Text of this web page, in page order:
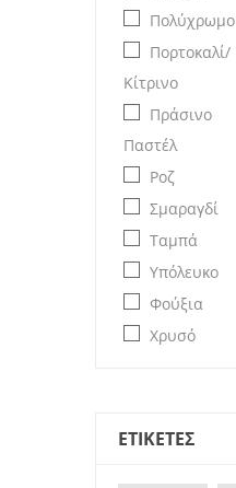
Πολύχρωμο
Πορτοκαλί/
Κίτρινο
Πράσινο
Παστέλ
Ροζ
Σμαραγδί
Ταμπά
Υπόλευκο
Φούξια
Χρυσό
ΕΤΙΚΕΤΕΣ